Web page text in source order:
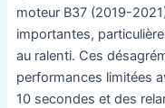
moteur B37 (2019-
importantes,
au ralenti. Ces
performances limitées
10 secondes et des